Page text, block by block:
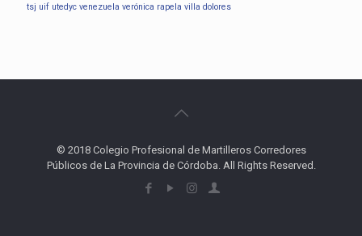
tsj uif utedyc venezuela verónica rapela villa dolores
© 2018 Colegio Profesional de Martilleros Corredores
Públicos de La Provincia de Córdoba. All Rights Reserved.